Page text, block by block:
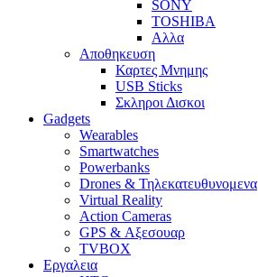
SONY
TOSHIBA
Αλλα
Αποθηκευση
Καρτες Μνημης
USB Sticks
Σκληροι Δισκοι
Gadgets
Wearables
Smartwatches
Powerbanks
Drones & Τηλεκατευθυνομενα
Virtual Reality
Action Cameras
GPS & Αξεσουαρ
TVBOX
Εργαλεια